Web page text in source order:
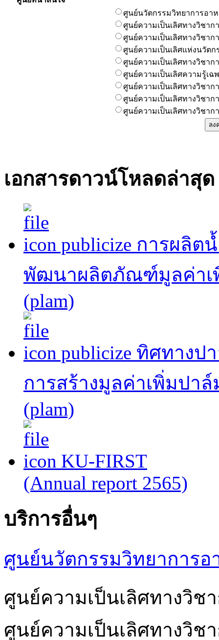
ศูนย์นวัตกรรมวิทยาการอา
ศูนย์ความเป็นเลิศทางวิชาก
ศูนย์ความเป็นเลิศทางวิชา
ศูนย์ความเป็นเลิศแห่งนวัตก
ศูนย์ความเป็นเลิศทางวิชาก
ศูนย์ความเป็นเลิศความรู้เ
ศูนย์ความเป็นเลิศทางวิชาก
ศูนย์ความเป็นเลิศทางวิชาก
ศูนย์ความเป็นเลิศทางวิชาก
เอกสารดาวน์โหลดล่าสุด
publicize การผลิ
พัฒนาผลิตภัณฑ์มูลค่าเ
(plam)
publicize ทิศทาง
การสร้างมูลค่าเพิ่มปา
(plam)
KU-FIRST
(Annual report 2565)
บริการอื่นๆ
ศูนย์นวัตกรรมวิทยาการอ
ศูนย์ความเป็นเลิศทางวิช
ศูนย์ความเป็นเลิศทางวิ